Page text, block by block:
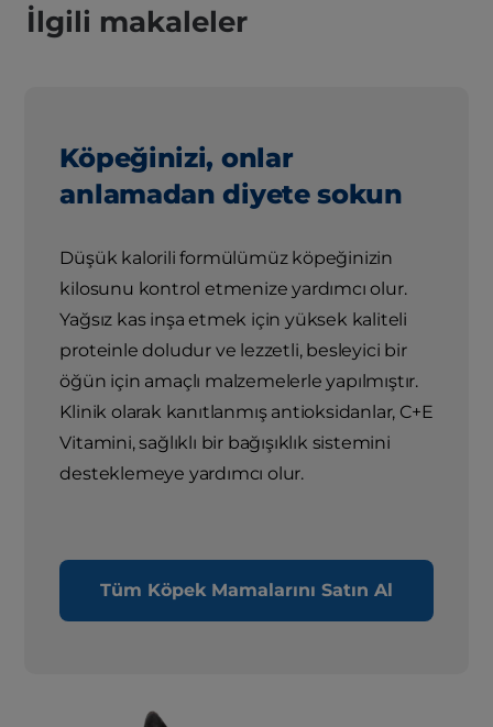
İlgili makaleler
Köpeğinizi, onlar
anlamadan diyete sokun
Düşük kalorili formülümüz köpeğinizin
kilosunu kontrol etmenize yardımcı olur.
Yağsız kas inşa etmek için yüksek kaliteli
proteinle doludur ve lezzetli, besleyici bir
öğün için amaçlı malzemelerle yapılmıştır.
Klinik olarak kanıtlanmış antioksidanlar, C+E
Vitamini, sağlıklı bir bağışıklık sistemini
desteklemeye yardımcı olur.
Tüm Köpek Mamalarını Satın Al